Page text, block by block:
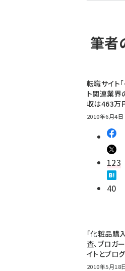
筆者
転職サイト
ト関連業界
収は463万
2010年6月4
123
40
「化粧品購
査、ブロガ
イトとブロ
2010年5月18